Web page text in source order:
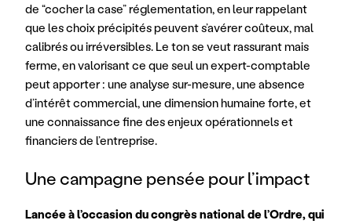
de “cocher la case” réglementation, en leur rappelant
que les choix précipités peuvent s’avérer coûteux, mal
calibrés ou irréversibles. Le ton se veut rassurant mais
ferme, en valorisant ce que seul un expert-comptable
peut apporter : une analyse sur-mesure, une absence
d’intérêt commercial, une dimension humaine forte, et
une connaissance fine des enjeux opérationnels et
financiers de l’entreprise.
Une campagne pensée pour l’impact
Lancée à l’occasion du congrès national de l’Ordre, qui